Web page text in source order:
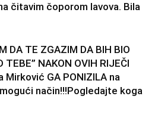
čitavim čoporom lavova. Bila
DA TE ZGAZIM DA BIH BIO
TEBE” NAKON OVIH RIJEČI
Mirković GA PONIZILA na
način!!!Pogledajte koga